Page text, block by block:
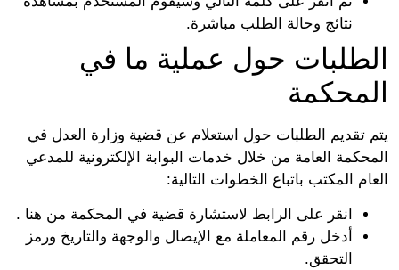
نتائج وحالة الطلب مباشرة.
الطلبات حول عملية ما في
المحكمة
يتم تقديم الطلبات حول استعلام عن قضية وزارة العدل في
المحكمة العامة من خلال خدمات البوابة الإلكترونية للمدعي
العام المكتب باتباع الخطوات التالية:
انقر على الرابط لاستشارة قضية في المحكمة من هنا .
أدخل رقم المعاملة مع الإيصال والوجهة والتاريخ ورمز
التحقق.